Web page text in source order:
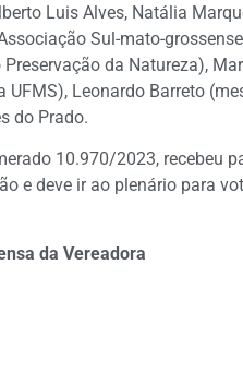
Luis Alves, Natália
Sul-mato-
da Natureza),
UFMS), Leonardo Barreto
do Prado.
10.970/2023, recebeu
e deve ir ao plenário para
da Vereadora